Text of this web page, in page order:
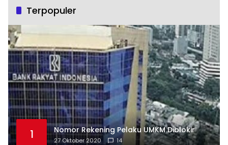
Terpopuler
1 Nomor Rekening Pelaku UMKM Diblokir
27 Oktober 2020 14